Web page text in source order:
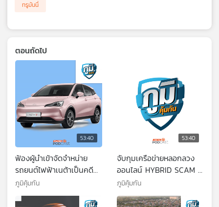
ทรูมันนี่
ตอนถัดไป
53:40
ฟ้องผู้นำเข้าจัดจำหน่าย
รถยนต์ไฟฟ้าเนต้าเป็นคดี
แบบกลุ่มหวังเยียวยาผู้
บริโภค / ดื่มกาแฟดำหรือ
ภูมิคุ้มกัน
53:40
จับกุมเครือข่ายหลอกลวง
ออนไลน์ HYBRID SCAM /
ซุปเนื้อสัตว์มักมีสารก่อ
มะเร็งจริงหรือ
ภูมิคุ้มกัน